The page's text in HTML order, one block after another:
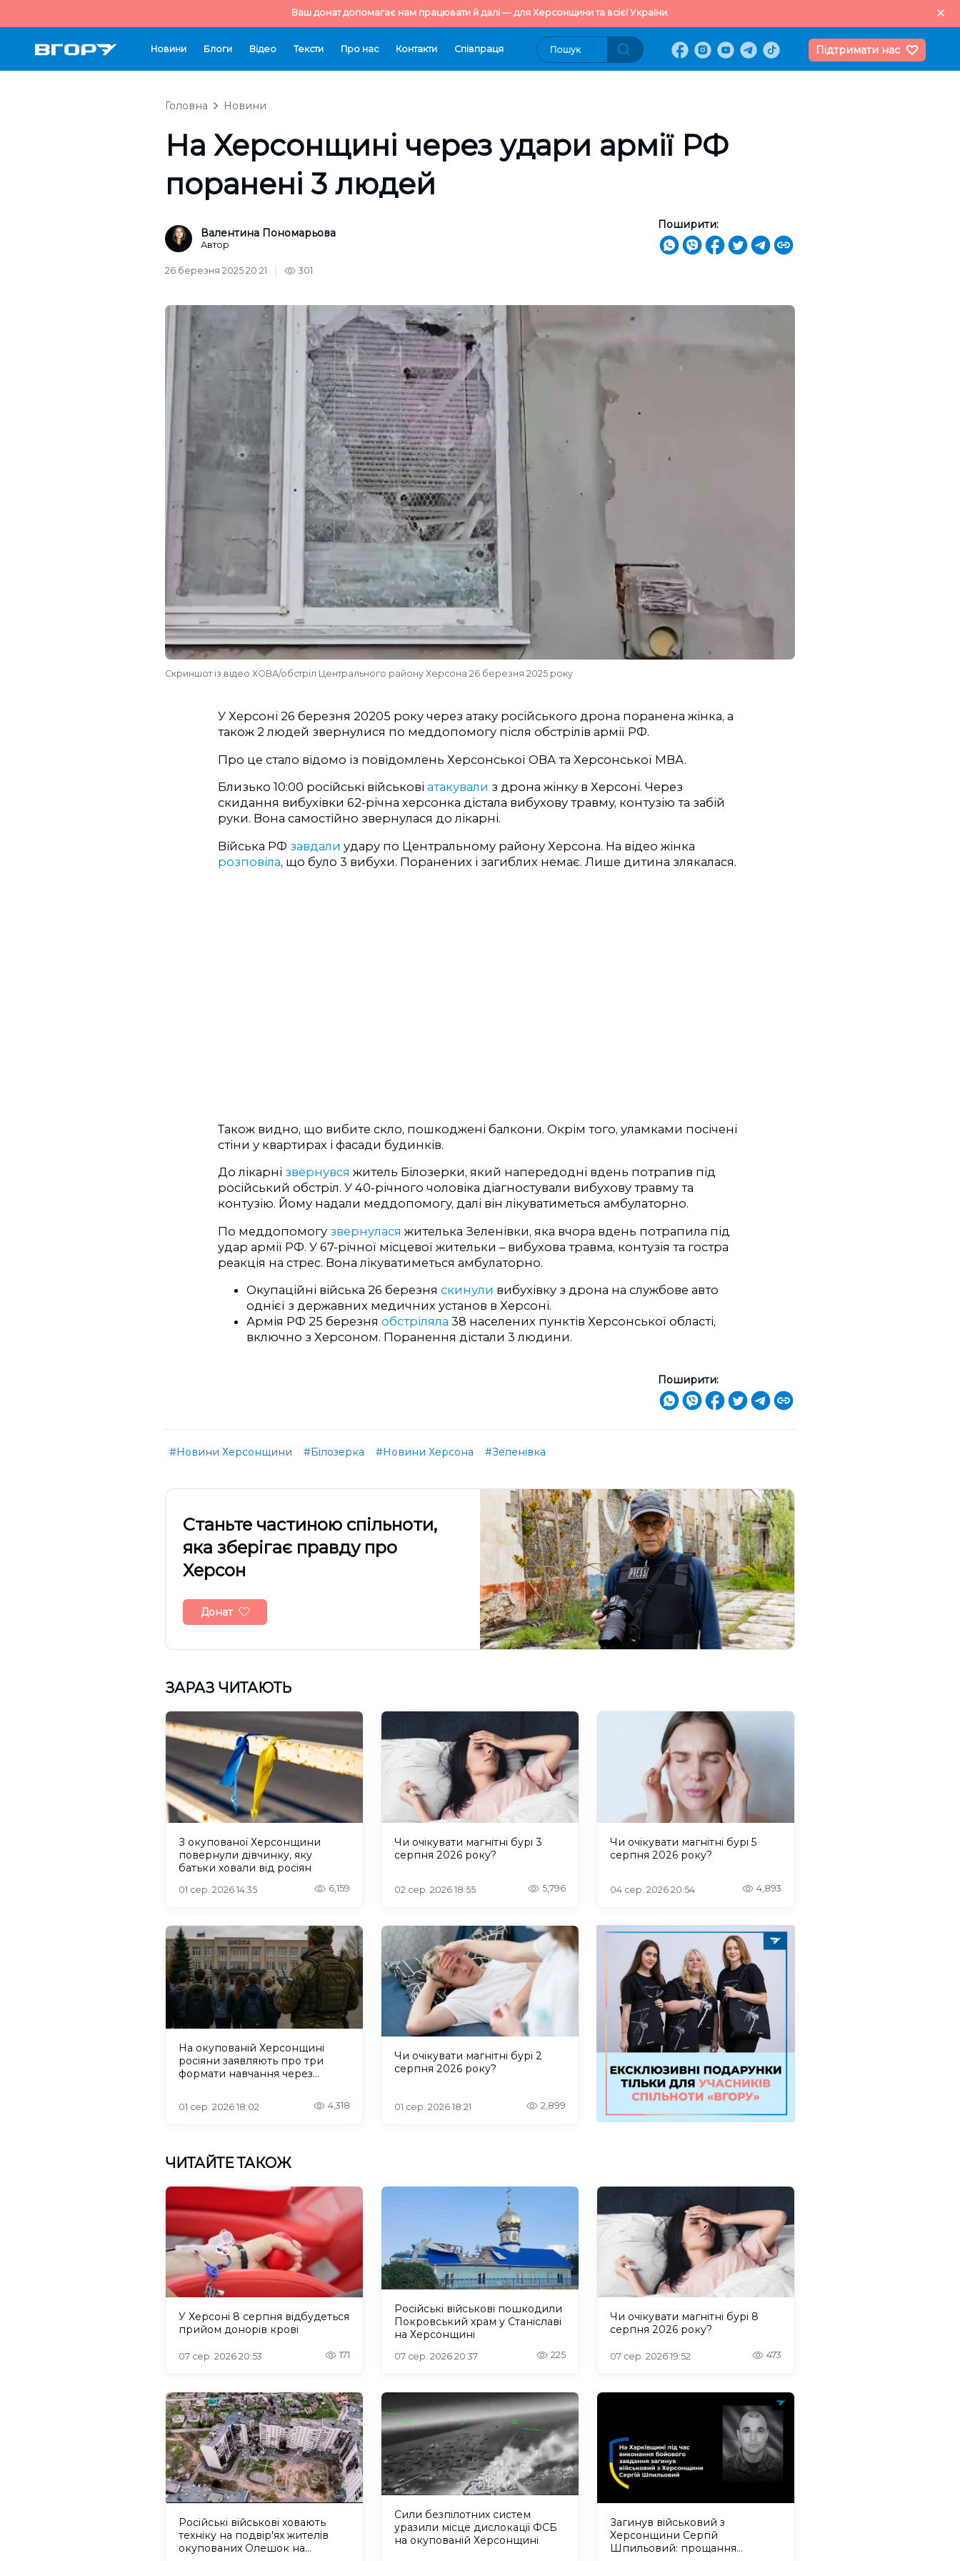
Ваш донат допомагає нам працювати й далі — для Херсонщини та всієї України.
Новини Блоги Відео Тексти Про нас Контакти Cпівпраця Підтримати нас
Головна Новини
На Херсонщині через удари армії РФ
поранені 3 людей
Валентина Пономарьова
Автор
Поширити:
26 березня 2025 20:21 301
Скриншот із відео ХОВА/обстріл Центрального району Херсона 26 березня 2025 року
У Херсоні 26 березня 20205 року через атаку російського дрона поранена жінка, а
також 2 людей звернулися по меддопомогу після обстрілів армії РФ.
Про це стало відомо із повідомлень Херсонської ОВА та Херсонської МВА.
Близько 10:00 російські військові атакували з дрона жінку в Херсоні. Через
скидання вибухівки 62-річна херсонка дістала вибухову травму, контузію та забій
руки. Вона самостійно звернулася до лікарні.
Війська РФ завдали удару по Центральному району Херсона. На відео жінка
розповіла, що було 3 вибухи. Поранених і загиблих немає. Лише дитина злякалася.
Також видно, що вибите скло, пошкоджені балкони. Окрім того, уламками посічені
стіни у квартирах і фасади будинків.
До лікарні звернувся житель Білозерки, який напередодні вдень потрапив під
російський обстріл. У 40-річного чоловіка діагностували вибухову травму та
контузію. Йому надали меддопомогу, далі він лікуватиметься амбулаторно.
По меддопомогу звернулася жителька Зеленівки, яка вчора вдень потрапила під
удар армії РФ. У 67-річної місцевої жительки – вибухова травма, контузія та гостра
реакція на стрес. Вона лікуватиметься амбулаторно.
Окупаційні війська 26 березня скинули вибухівку з дрона на службове авто
однієї з державних медичних установ в Херсоні.
Армія РФ 25 березня обстріляла 38 населених пунктів Херсонської області,
включно з Херсоном. Поранення дістали 3 людини.
Поширити:
#Новини Херсонщини #Білозерка #Новини Херсона #Зеленівка
Cтаньте частиною спільноти,
яка зберігає правду про
Херсон
Донат
ЗАРАЗ ЧИТАЮТЬ
З окупованої Херсонщини
повернули дівчинку, яку
батьки ховали від росіян
01 сер. 2026 14:35 6,159
Чи очікувати магнітні бурі 3
серпня 2026 року?
02 сер. 2026 18:55 5,796
Чи очікувати магнітні бурі 5
серпня 2026 року?
04 сер. 2026 20:54 4,893
На окупованій Херсонщині
росіяни заявляють про три
формати навчання через
01 сер. 2026 18:02 4,318
Чи очікувати магнітні бурі 2
серпня 2026 року?
01 сер. 2026 18:21 2,899
ЧИТАЙТЕ ТАКОЖ
У Херсоні 8 серпня відбудеться
прийом донорів крові
07 сер. 2026 20:53 171
Російські військові пошкодили
Покровський храм у Станіславі
на Херсонщині
07 сер. 2026 20:37 225
Чи очікувати магнітні бурі 8
серпня 2026 року?
07 сер. 2026 19:52 473
Російські військові ховають
техніку на подвір'ях жителів
окупованих Олешок на
Сили безпілотних систем
уразили місце дислокації ФСБ
на окупованій Херсонщині
Загинув військовий з
Херсонщини Сергій
Шпильовий: прощання